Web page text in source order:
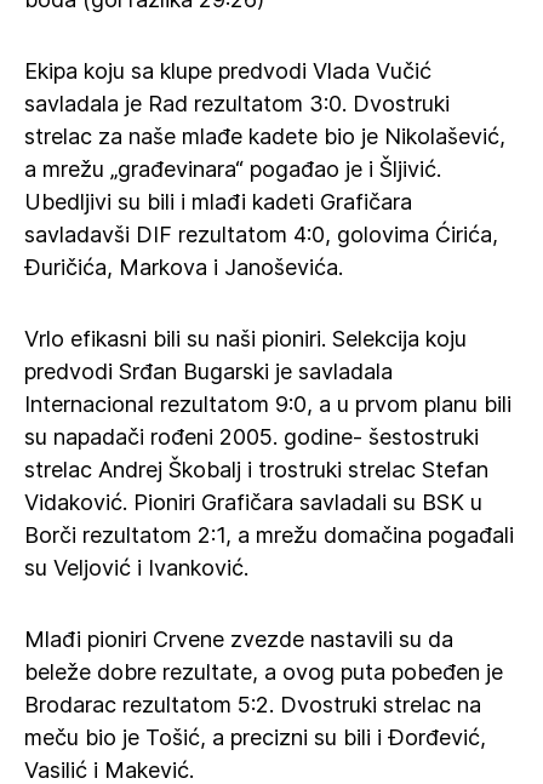
Ekipa koju sa klupe predvodi Vlada Vučić
savladala je Rad rezultatom 3:0. Dvostruki
strelac za naše mlađe kadete bio je Nikolašević,
a mrežu „građevinara“ pogađao je i Šljivić.
Ubedljivi su bili i mlađi kadeti Grafičara
savladavši DIF rezultatom 4:0, golovima Ćirića,
Đuričića, Markova i Janoševića.
Vrlo efikasni bili su naši pioniri. Selekcija koju
predvodi Srđan Bugarski je savladala
Internacional rezultatom 9:0, a u prvom planu bili
su napadači rođeni 2005. godine- šestostruki
strelac Andrej Škobalj i trostruki strelac Stefan
Vidaković. Pioniri Grafičara savladali su BSK u
Borči rezultatom 2:1, a mrežu domačina pogađali
su Veljović i Ivanković.
Mlađi pioniri Crvene zvezde nastavili su da
beleže dobre rezultate, a ovog puta pobeđen je
Brodarac rezultatom 5:2. Dvostruki strelac na
meču bio je Tošić, a precizni su bili i Đorđević,
Vasilić i Makević.